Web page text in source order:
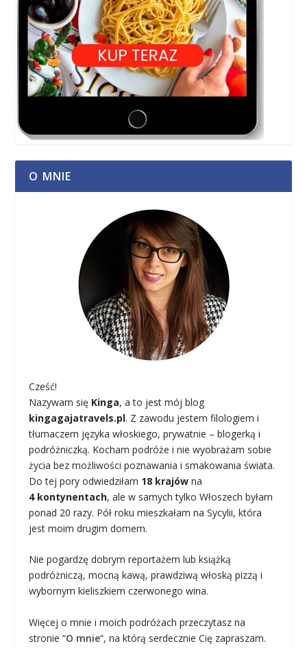
O MNIE
Cześć!
Nazywam się Kinga, a to jest mój blog
kingagajatravels.pl. Z zawodu jestem filologiem i
tłumaczem języka włoskiego, prywatnie – blogerką i
podróżniczką. Kocham podróże i nie wyobrażam sobie
życia bez możliwości poznawania i smakowania świata.
Do tej pory odwiedziłam 18 krajów na
4 kontynentach, ale w samych tylko Włoszech byłam
ponad 20 razy. Pół roku mieszkałam na Sycylii, która
jest moim drugim domem.
Nie pogardzę dobrym reportażem lub książką
podróżniczą, mocną kawą, prawdziwą włoską pizzą i
wybornym kieliszkiem czerwonego wina.
Więcej o mnie i moich podróżach przeczytasz na
stronie “O mnie“, na którą serdecznie Cię zapraszam.